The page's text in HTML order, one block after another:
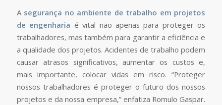
A segurança no ambiente de trabalho em projetos
de engenharia é vital não apenas para proteger os
trabalhadores, mas também para garantir a eficiência e
a qualidade dos projetos. Acidentes de trabalho podem
causar atrasos significativos, aumentar os custos e,
mais importante, colocar vidas em risco. “Proteger
nossos trabalhadores é proteger o futuro dos nossos
projetos e da nossa empresa,” enfatiza Romulo Gaspar.